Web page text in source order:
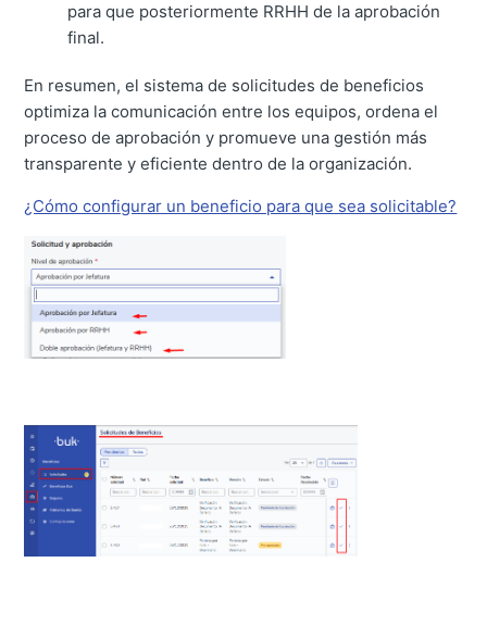
para que posteriormente RRHH de la aprobación
final.
En resumen, el sistema de solicitudes de beneficios
optimiza la comunicación entre los equipos, ordena el
proceso de aprobación y promueve una gestión más
transparente y eficiente dentro de la organización.
¿Cómo configurar un beneficio para que sea solicitable?